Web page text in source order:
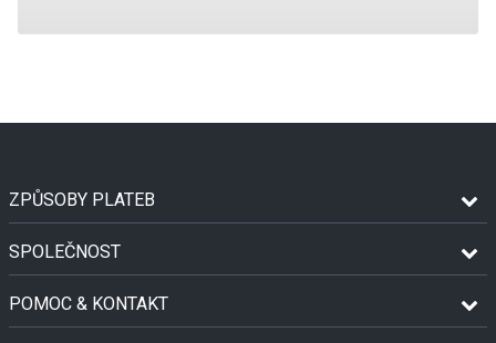
ZPŮSOBY PLATEB
SPOLEČNOST
POMOC & KONTAKT